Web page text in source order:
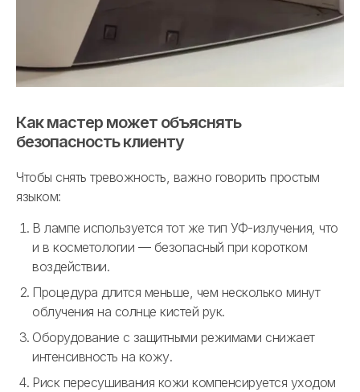
Как мастер может объяснять
безопасность клиенту
Чтобы снять тревожность, важно говорить простым
языком:
В лампе используется тот же тип УФ-излучения, что
и в косметологии — безопасный при коротком
воздействии.
Процедура длится меньше, чем несколько минут
облучения на солнце кистей рук.
Оборудование с защитными режимами снижает
интенсивность на кожу.
Риск пересушивания кожи компенсируется уходом